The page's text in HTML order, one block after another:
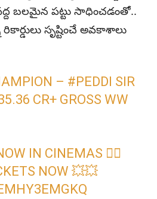
బలమైన పట్టు సాధించడంతో..
సృష్టించే అవకాశాలు
– #PEDDI SIR
CR+ GROSS WW
IN CINEMAS ❤️‍🔥
NOW 💥💥